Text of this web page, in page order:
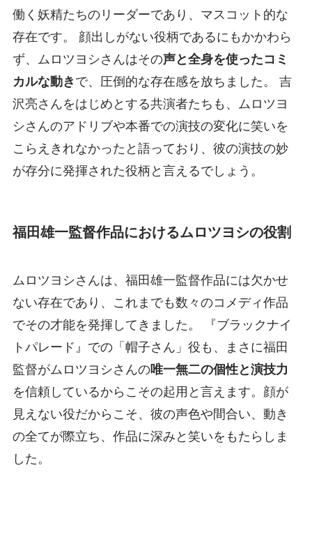
働く妖精たちのリーダーであり、マスコット的な
存在です。 顔出しがない役柄であるにもかかわら
ず、ムロツヨシさんはその声と全身を使ったコミ
カルな動き で、圧倒的な存在感を放ちました。 吉
沢亮さんをはじめとする共演者たちも、ムロツヨ
シさんのアドリブや本番での演技の変化に笑いを
こらえきれなかったと語っており、彼の演技の妙
が存分に発揮された役柄と言えるでしょう。
福田雄一監督作品におけるムロツヨシの役割
ムロツヨシさんは、福田雄一監督作品には欠かせ
ない存在であり、これまでも数々のコメディ作品
でその才能を発揮してきました。 『ブラックナイ
トパレード』での「帽子さん」役も、まさに福田
監督がムロツヨシさんの唯一無二の個性と演技力
を信頼しているからこその起用と言えます。顔が
見えない役だからこそ、彼の声色や間合い、動き
の全てが際立ち、作品に深みと笑いをもたらしま
した。